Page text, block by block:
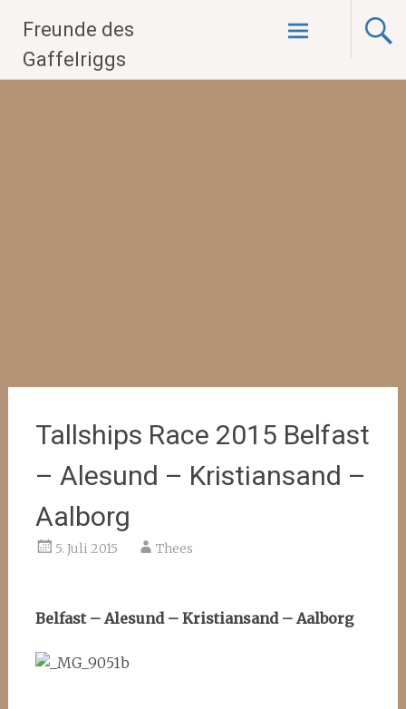
Inhalt
springen
Freunde des
Gaffelriggs
Tallships Race 2015 Belfast
– Alesund – Kristiansand –
Aalborg
5. Juli 2015 Thees
Belfast – Alesund – Kristiansand – Aalborg